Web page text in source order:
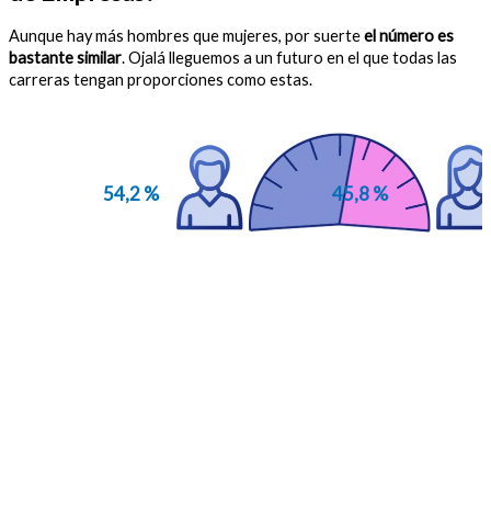
Aunque hay más hombres que mujeres, por suerteel número es
bastante similar. Ojalá lleguemos a un futuro en el que todas las
carreras tengan proporciones como estas.
54,2 % 45,8 %